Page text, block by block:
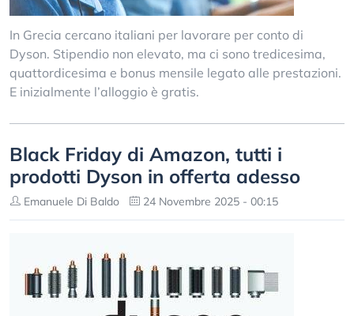
In Grecia cercano italiani per lavorare per conto di
Dyson. Stipendio non elevato, ma ci sono tredicesima,
quattordicesima e bonus mensile legato alle prestazioni.
E inizialmente l’alloggio è gratis.
Black Friday di Amazon, tutti i
prodotti Dyson in offerta adesso
Emanuele Di Baldo 24 Novembre 2025 - 00:15